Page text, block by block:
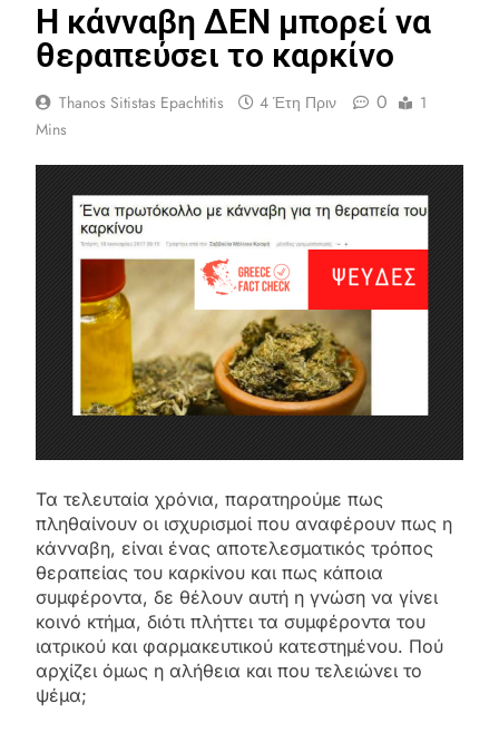
Η κάνναβη ΔΕΝ μπορεί να
θεραπεύσει το καρκίνο
Thanos Sitistas Epachtitis 4 Έτη Πριν 0
1
Mins
Τα τελευταία χρόνια, παρατηρούμε πως
πληθαίνουν οι ισχυρισμοί που αναφέρουν πως η
κάνναβη, είναι ένας αποτελεσματικός τρόπος
θεραπείας του καρκίνου και πως κάποια
συμφέροντα, δε θέλουν αυτή η γνώση να γίνει
κοινό κτήμα, διότι πλήττει τα συμφέροντα του
ιατρικού και φαρμακευτικού κατεστημένου. Πού
αρχίζει όμως η αλήθεια και που τελειώνει το
ψέμα;